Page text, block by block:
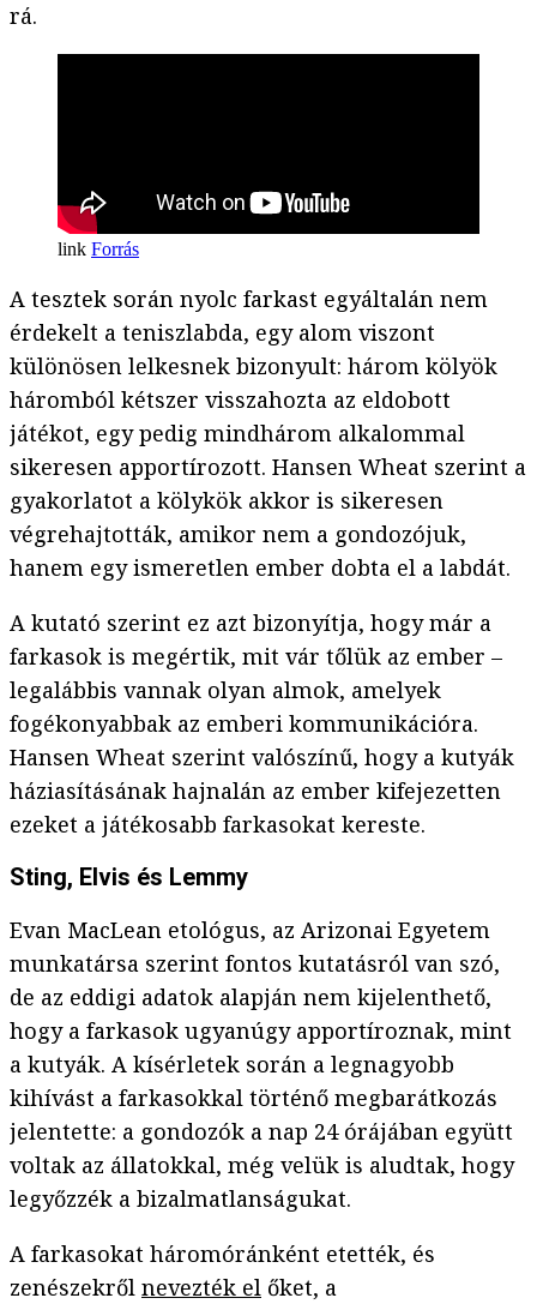
rá.
Forrás
A tesztek során nyolc farkast egyáltalán nem
érdekelt a teniszlabda, egy alom viszont
különösen lelkesnek bizonyult: három kölyök
háromból kétszer visszahozta az eldobott
játékot, egy pedig mindhárom alkalommal
sikeresen apportírozott. Hansen Wheat szerint a
gyakorlatot a kölykök akkor is sikeresen
végrehajtották, amikor nem a gondozójuk,
hanem egy ismeretlen ember dobta el a labdát.
A kutató szerint ez azt bizonyítja, hogy már a
farkasok is megértik, mit vár tőlük az ember –
legalábbis vannak olyan almok, amelyek
fogékonyabbak az emberi kommunikációra.
Hansen Wheat szerint valószínű, hogy a kutyák
háziasításának hajnalán az ember kifejezetten
ezeket a játékosabb farkasokat kereste.
Sting, Elvis és Lemmy
Evan MacLean etológus, az Arizonai Egyetem
munkatársa szerint fontos kutatásról van szó,
de az eddigi adatok alapján nem kijelenthető,
hogy a farkasok ugyanúgy apportíroznak, mint
a kutyák. A kísérletek során a legnagyobb
kihívást a farkasokkal történő megbarátkozás
jelentette: a gondozók a nap 24 órájában együtt
voltak az állatokkal, még velük is aludtak, hogy
legyőzzék a bizalmatlanságukat.
A farkasokat háromóránként etették, és
zenészekről nevezték el őket, a